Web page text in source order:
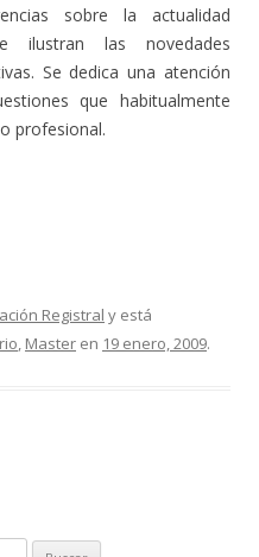
sobre la actualidad
ilustran las novedades
Se dedica una atención
que habitualmente
profesional.
Registral y está
, Master en 19 enero, 2009.